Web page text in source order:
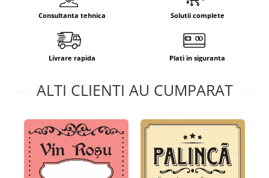
Consultanta tehnica Solutii complete
Livrare rapida Plati in siguranta
ALTI CLIENTI AU CUMPARAT